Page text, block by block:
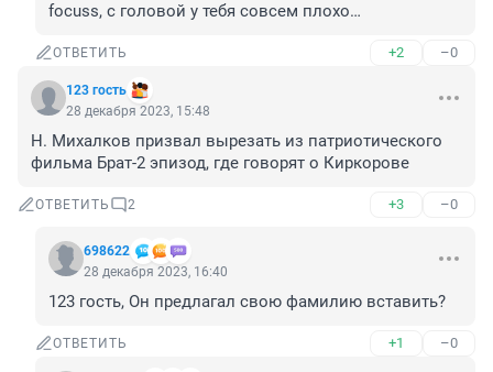
focuss, с головой у тебя совсем плохо…
ОТВЕТИТЬ +2 –0
123 гость
28 декабря 2023, 15:48
Н. Михалков призвал вырезать из патриотического
фильма Брат-2 эпизод, где говорят о Киркорове
ОТВЕТИТЬ 2 +3 –0
698622
28 декабря 2023, 16:40
123 гость, Он предлагал свою фамилию вставить?
ОТВЕТИТЬ +1 –0